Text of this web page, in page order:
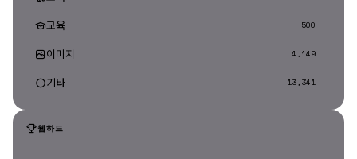
교육 500
이미지 4,149
기타 13,341
웹하드